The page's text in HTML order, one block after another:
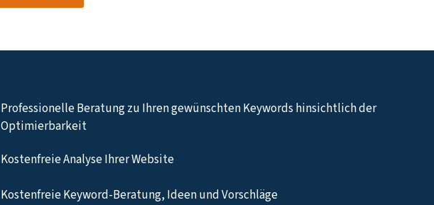
Professionelle Beratung zu Ihren gewünschten Keywords hinsichtlich der
Optimierbarkeit
Kostenfreie Analyse Ihrer Website
Kostenfreie Keyword-Beratung, Ideen und Vorschläge